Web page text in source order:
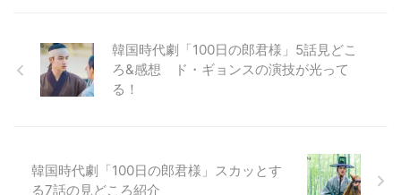
韓国時代劇「100日の郎君様」5話見どこ
ろ&感想 ド・ギョンスの演技が光って
る！
韓国時代劇「100日の郎君様」スカッとす
る7話の見どころ紹介